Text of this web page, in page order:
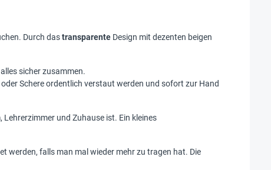
Durch dastransparente Design mit dezenten beigen
sicher zusammen.
Schere ordentlich verstaut werden und sofort zur Hand
und Zuhause ist. Ein kleines
werden, falls man mal wieder mehr zu tragen hat. Die